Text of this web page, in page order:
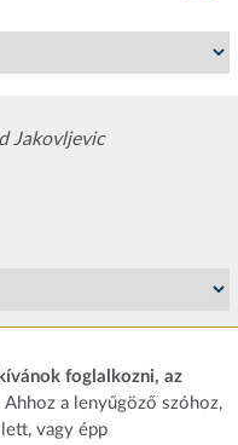
Jakovljevic
foglalkozni, az
Ahhoz a lenyűgöző szóhoz,
vagy épp